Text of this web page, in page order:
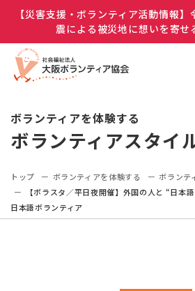
【災害支援・ボランティア活動情報】
震による被災地に想いを寄せ
ボランティアを体験する
ボランティアスタイ
トップ ボランティアを体験する
ボランテ
【ボラスタ／平日夜開催】外国の人と “日
日本語ボランティア